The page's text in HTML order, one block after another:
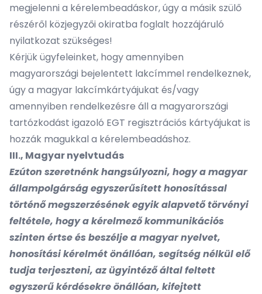
megjelenni a kérelembeadáskor, úgy a másik szülő
részéről közjegyzői okiratba foglalt hozzájáruló
nyilatkozat szükséges!
Kérjük ügyfeleinket, hogy amennyiben
magyarországi bejelentett lakcímmel rendelkeznek,
úgy a magyar lakcímkártyájukat és/vagy
amennyiben rendelkezésre áll a magyarországi
tartózkodást igazoló EGT regisztrációs kártyájukat is
hozzák magukkal a kérelembeadáshoz.
III., Magyar nyelvtudás
Ezúton szeretnénk hangsúlyozni, hogy a magyar
állampolgárság egyszerűsített honosítással
történő megszerzésének egyik alapvető törvényi
feltétele, hogy a kérelmező kommunikációs
szinten értse és beszélje a magyar nyelvet,
honosítási kérelmét önállóan, segítség nélkül elő
tudja terjeszteni, az ügyintéző által feltett
egyszerű kérdésekre önállóan, kifejtett